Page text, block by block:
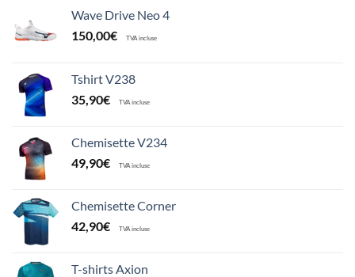
Wave Drive Neo 4
150,00€ TVA incluse
Tshirt V238
35,90€ TVA incluse
Chemisette V234
49,90€ TVA incluse
Chemisette Corner
42,90€ TVA incluse
T-shirts Axion